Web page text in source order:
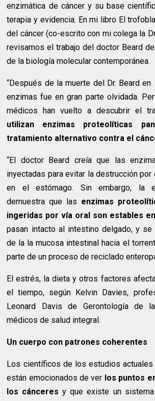
enzimática de cáncer y su base
terapia y evidencia. En mi libro El
del cáncer (co-escrito con mi colega la
revisamos el trabajo del doctor Beard
de la biología molecular contemporánea.
“Después de la muerte del Dr. Beard
enzimas fue en gran parte olvidada.
médicos han vuelto a descubrir el
utilizan enzimas proteolíticas
tratamiento alternativo contra el
“El doctor Beard creía que las
inyectadas para evitar la destrucción
en el estómago. Sin embargo, la
demuestra que las enzimas
ingeridas por vía oral son estables
pasan intacto al intestino delgado, y se
de la la mucosa intestinal hacia el
parte de un proceso de reciclado
El estrés, la dieta y otros factores
el tiempo, según Kelvin Davies,
Leonard Davis de Gerontología de
médicos de salud integral.
Un cuerpo con patrones coherentes
Los científicos de los estudios actuales
están emocionados de ver los puntos
los cánceres y que existe un